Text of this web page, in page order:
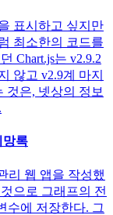
표시하고 싶지만
최소한의 코드를
Chart.js는 v2.9.2
않고 v2.9계 마지
것은, 넷상의 정보
망록
리 웹 앱을 작성했
으로 그래프의 전
수에 저장한다. 그